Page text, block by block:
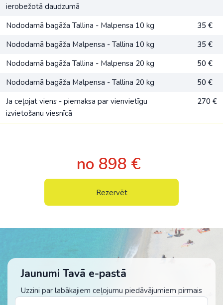
ierobežotā daudzumā
Nododamā bagāža Tallina - Malpensa 10 kg
35 €
Nododamā bagāža Malpensa - Tallina 10 kg
35 €
Nododamā bagāža Tallina - Malpensa 20 kg
50 €
Nododamā bagāža Malpensa - Tallina 20 kg
50 €
Ja ceļojat viens - piemaksa par vienvietīgu
izvietošanu viesnīcā
270 €
no 898 €
Rezervēt
Jaunumi Tavā e-pastā
Uzzini par labākajiem ceļojumu piedāvājumiem pirmais